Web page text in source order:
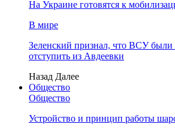
На Украине готовятся к
В мире
Зеленский признал, что ВСУ
отступить из Авдеевки
Назад Далее
Общество
Общество
Устройство и принцип работы